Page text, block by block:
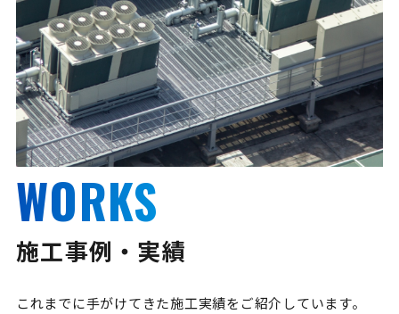
WORKS
施工事例・実績
これまでに手がけてきた施工実績をご紹介しています。